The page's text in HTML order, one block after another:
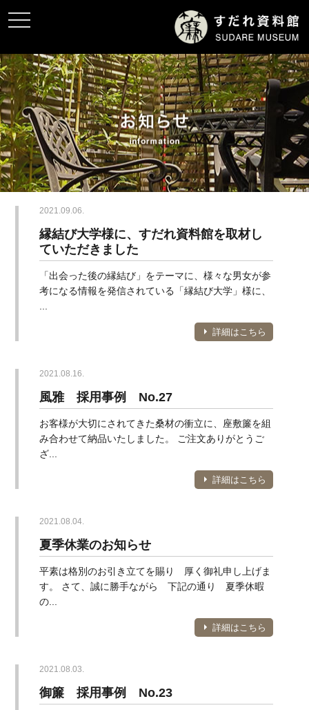
toggle
navigation
2021.09.06.
縁結び大学様に、すだれ資料館を取材し
ていただきました
「出会った後の縁結び」をテーマに、様々な男女が参
考になる情報を発信されている「縁結び大学」様に、
詳細はこちら
2021.08.16.
風雅 採用事例 No.27
お客様が大切にされてきた桑材の衝立に、座敷簾を組
み合わせて納品いたしました。 ご注文ありがとうご
ざ...
詳細はこちら
2021.08.04.
夏季休業のお知らせ
平素は格別のお引き立てを賜り 厚く御礼申し上げま
す。 さて、誠に勝手ながら 下記の通り 夏季休暇
の...
詳細はこちら
2021.08.03.
御簾 採用事例 No.23